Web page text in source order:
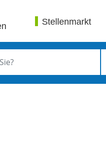
Stellenmarkt